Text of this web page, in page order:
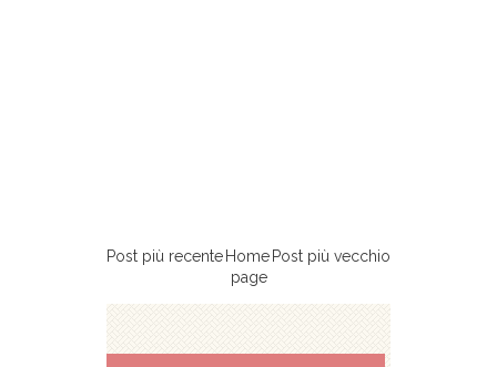
Post più recente Post più vecchio
Home
page